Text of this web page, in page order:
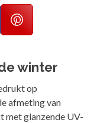
winter
op
afmeting van
met glanzende UV-